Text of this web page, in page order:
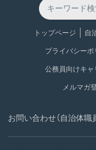
トップページ 自
プライバシーポ
公務員向けキャ
メルマガ
お問い合わせ（自治体職